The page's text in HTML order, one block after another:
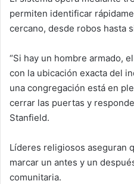
permiten identificar
cercano, desde robos hasta
“Si hay un hombre armado,
con la ubicación exacta del
una congregación está en
cerrar las puertas y
Stanfield.
Líderes religiosos aseguran
marcar un antes y un
comunitaria.